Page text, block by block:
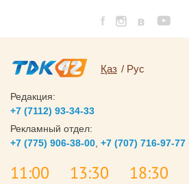
Қаз Рус
Редакция:
+7 (7112) 93-34-33
Рекламный отдел:
+7 (775) 906-38-00 +7 (707) 716-97-77
11:00 13:30 18:30